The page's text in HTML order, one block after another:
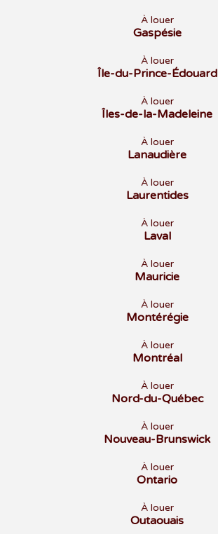
À louer
Gaspésie
À louer
Île-du-Prince-Édouard
À louer
Îles-de-la-Madeleine
À louer
Lanaudière
À louer
Laurentides
À louer
Laval
À louer
Mauricie
À louer
Montérégie
À louer
Montréal
À louer
Nord-du-Québec
À louer
Nouveau-Brunswick
À louer
Ontario
À louer
Outaouais